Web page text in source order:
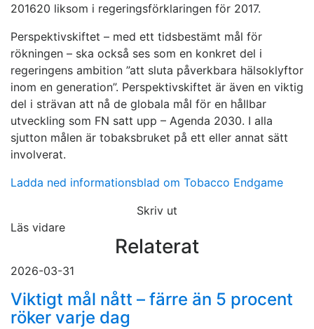
2016­20 liksom i regeringsförkla­ringen för 2017.
Perspektivskiftet – med ett tidsbestämt mål för
rökningen – ska också ses som en konkret del i
regeringens ambition ”att sluta påverkbara hälsoklyftor
inom en generation”. Perspektivskiftet är även en viktig
del i strävan att nå de globala mål för en hållbar
utveckling som FN satt upp – Agenda 2030. I alla
sjutton målen är tobaksbruket på ett eller annat sätt
involverat.
Ladda ned informationsblad om Tobacco Endgame
Skriv ut
Läs vidare
Relaterat
2026-03-31
Viktigt mål nått – färre än 5 procent
röker varje dag